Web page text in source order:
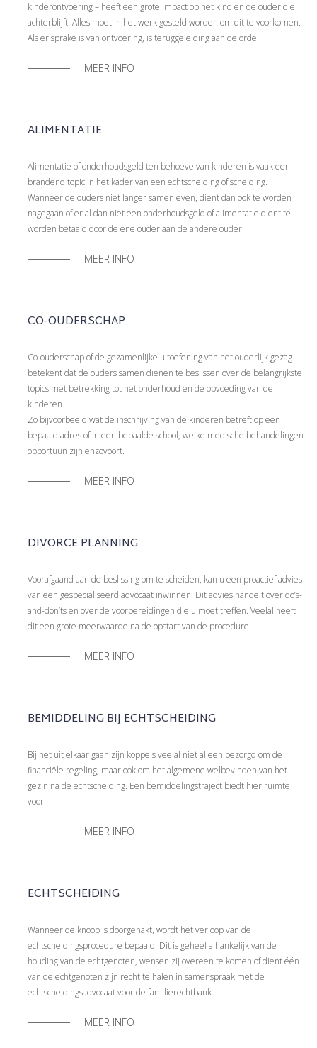
kinderontvoering – heeft een grote impact op het kind en de ouder die
achterblijft. Alles moet in het werk gesteld worden om dit te voorkomen.
Als er sprake is van ontvoering, is teruggeleiding aan de orde.
MEER INFO
ALIMENTATIE
Alimentatie of onderhoudsgeld ten behoeve van kinderen is vaak een
brandend topic in het kader van een echtscheiding of scheiding.
Wanneer de ouders niet langer samenleven, dient dan ook te worden
nagegaan of er al dan niet een onderhoudsgeld of alimentatie dient te
worden betaald door de ene ouder aan de andere ouder.
MEER INFO
CO-OUDERSCHAP
Co-ouderschap of de gezamenlijke uitoefening van het ouderlijk gezag
betekent dat de ouders samen dienen te beslissen over de belangrijkste
topics met betrekking tot het onderhoud en de opvoeding van de
kinderen.
Zo bijvoorbeeld wat de inschrijving van de kinderen betreft op een
bepaald adres of in een bepaalde school, welke medische behandelingen
opportuun zijn enzovoort.
MEER INFO
DIVORCE PLANNING
Voorafgaand aan de beslissing om te scheiden, kan u een proactief advies
van een gespecialiseerd advocaat inwinnen. Dit advies handelt over do’s-
and-don’ts en over de voorbereidingen die u moet treffen. Veelal heeft
dit een grote meerwaarde na de opstart van de procedure.
MEER INFO
BEMIDDELING BIJ ECHTSCHEIDING
Bij het uit elkaar gaan zijn koppels veelal niet alleen bezorgd om de
financiële regeling, maar ook om het algemene welbevinden van het
gezin na de echtscheiding. Een bemiddelingstraject biedt hier ruimte
voor.
MEER INFO
ECHTSCHEIDING
Wanneer de knoop is doorgehakt, wordt het verloop van de
echtscheidingsprocedure bepaald. Dit is geheel afhankelijk van de
houding van de echtgenoten, wensen zij overeen te komen of dient één
van de echtgenoten zijn recht te halen in samenspraak met de
echtscheidingsadvocaat voor de familierechtbank.
MEER INFO